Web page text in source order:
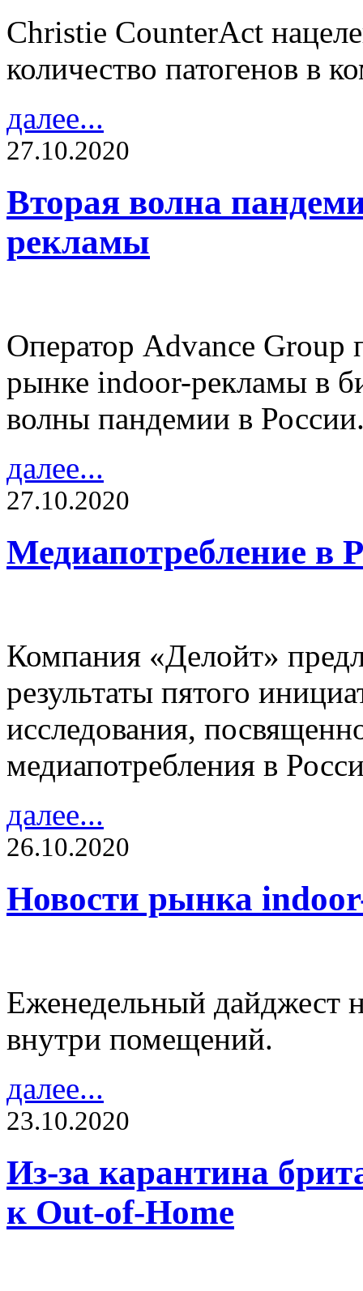
Christie CounterAct
количество патогенов в
далее...
27.10.2020
Вторая волна
рекламы
Оператор Advance Group
рынке indoor-рекламы в
волны пандемии в
далее...
27.10.2020
Медиапотребление в
Компания «Делойт»
результаты пятого
исследования,
медиапотребления в
далее...
26.10.2020
Новости рынка
Еженедельный дайджест
внутри помещений.
далее...
23.10.2020
Из-за карантина
к Out-of-Home